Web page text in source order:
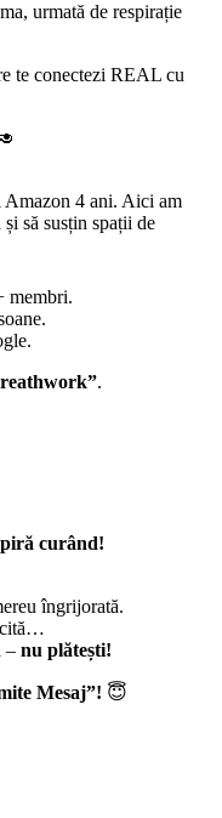
urmată de respirație
te conectezi REAL cu
4 ani. Aici am
să susțin spații de
membri.
.
curând!
îngrijorată.
– nu plătești!
Mesaj”! 😇